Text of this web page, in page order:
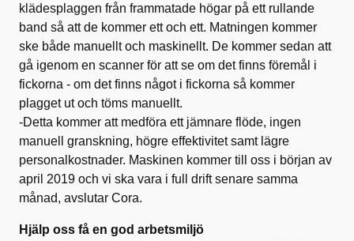
klädesplaggen från frammatade högar på ett rullande
band så att de kommer ett och ett. Matningen kommer
ske både manuellt och maskinellt. De kommer sedan att
gå igenom en scanner för att se om det finns föremål i
fickorna - om det finns något i fickorna så kommer
plagget ut och töms manuellt.
-Detta kommer att medföra ett jämnare flöde, ingen
manuell granskning, högre effektivitet samt lägre
personalkostnader. Maskinen kommer till oss i början av
april 2019 och vi ska vara i full drift senare samma
månad, avslutar Cora.
Hjälp oss få en god arbetsmiljö